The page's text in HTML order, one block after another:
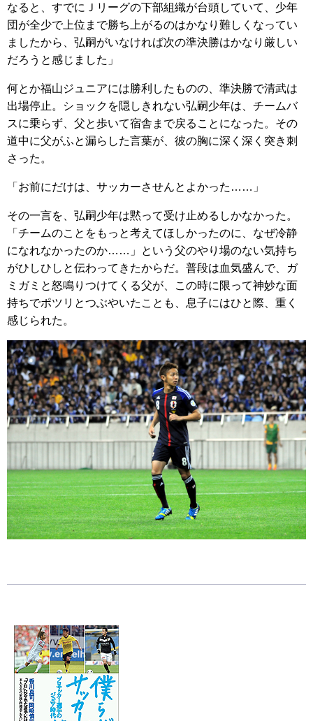
なると、すでにＪリーグの下部組織が台頭していて、少年
団が全少で上位まで勝ち上がるのはかなり難しくなってい
ましたから、弘嗣がいなければ次の準決勝はかなり厳しい
だろうと感じました」
何とか福山ジュニアには勝利したものの、準決勝で清武は
出場停止。ショックを隠しきれない弘嗣少年は、チームバ
スに乗らず、父と歩いて宿舎まで戻ることになった。その
道中に父がふと漏らした言葉が、彼の胸に深く深く突き刺
さった。
「お前にだけは、サッカーさせんとよかった……」
その一言を、弘嗣少年は黙って受け止めるしかなかった。
「チームのことをもっと考えてほしかったのに、なぜ冷静
になれなかったのか……」という父のやり場のない気持ち
がひしひしと伝わってきたからだ。普段は血気盛んで、ガ
ミガミと怒鳴りつけてくる父が、この時に限って神妙な面
持ちでポツリとつぶやいたことも、息子にはひと際、重く
感じられた。